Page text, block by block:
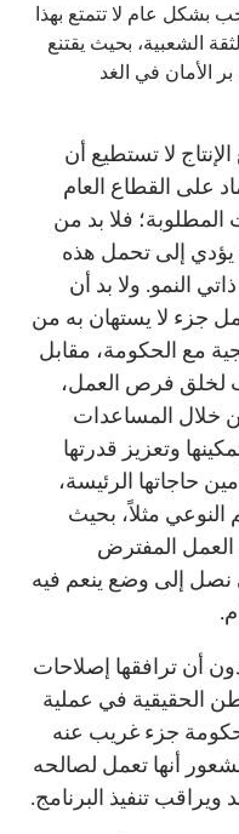
بشكل عام لا تتمتع بهذا
الشعبية، بحيث يقتنع
الأمان في الغد
لا تستطيع أن
على القطاع العام
المطلوبة؛ فلا بد من
يؤدي إلى تحمل هذه
النمو. ولا بد أن
جزء لا يستهان به من
مع الحكومة، مقابل
لخلق فرص العمل،
خلال المساعدات
وتعزيز قدرتها
حاجاتها الرئيسة،
النوعي مثلاً، بحيث
المفترض
نصل إلى وضع ينعم فيه
أن ترافقها إصلاحات
الحقيقية في عملية
جزء غريب عنه
أنها تعمل لصالحه
تنفيذ البرنامج.